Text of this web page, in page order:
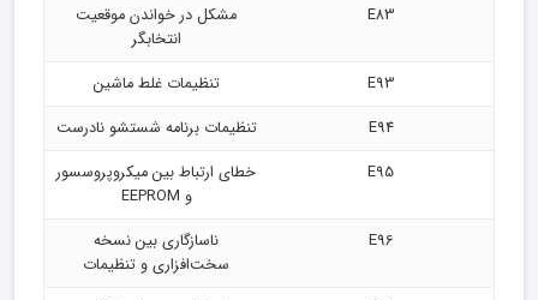
E83
مشکل در خواندن موقعیت
انتخابگر
E93
تنظیمات غلط ماشین
E94
تنظیمات برنامه شستشو نادرست
E95
خطای ارتباط بین میکروپروسسور
و EEPROM
E96
ناسازگاری بین نسخه
سخت‌افزاری و تنظیمات